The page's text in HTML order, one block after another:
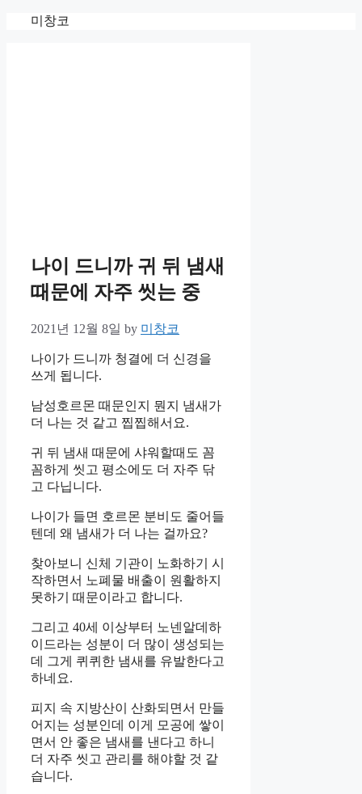
미창코
나이 드니까 귀 뒤 냄새
때문에 자주 씻는 중
2021년 12월 8일 by 미창코
나이가 드니까 청결에 더 신경을
쓰게 됩니다.
남성호르몬 때문인지 뭔지 냄새가
더 나는 것 같고 찝찝해서요.
귀 뒤 냄새 때문에 샤워할때도 꼼
꼼하게 씻고 평소에도 더 자주 닦
고 다닙니다.
나이가 들면 호르몬 분비도 줄어들
텐데 왜 냄새가 더 나는 걸까요?
찾아보니 신체 기관이 노화하기 시
작하면서 노폐물 배출이 원활하지
못하기 때문이라고 합니다.
그리고 40세 이상부터 노넨알데하
이드라는 성분이 더 많이 생성되는
데 그게 퀴퀴한 냄새를 유발한다고
하네요.
피지 속 지방산이 산화되면서 만들
어지는 성분인데 이게 모공에 쌓이
면서 안 좋은 냄새를 낸다고 하니
더 자주 씻고 관리를 해야할 것 같
습니다.